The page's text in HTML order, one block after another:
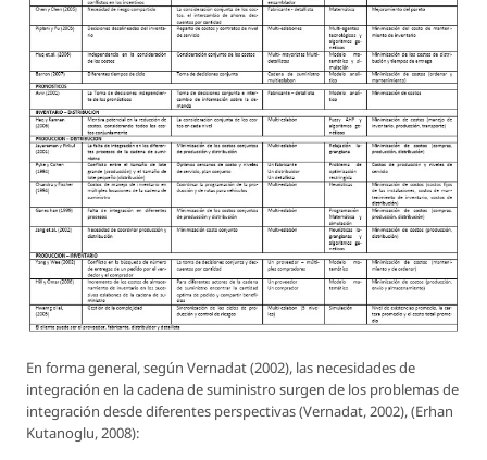
En forma general, según Vernadat (2002), las necesidades de
integración en la cadena de suministro surgen de los problemas de
integración desde diferentes perspectivas (Vernadat, 2002), (Erhan
Kutanoglu, 2008):